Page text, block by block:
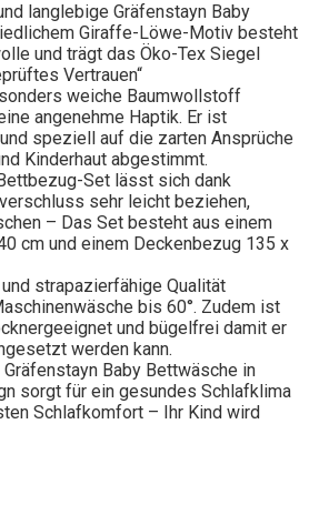
langlebige Gräfenstayn Baby
Giraffe-Löwe-Motiv besteht
und trägt das Öko-Tex Siegel
Vertrauen“
weiche Baumwollstoff
angenehme Haptik. Er ist
speziell auf die zarten Ansprüche
Kinderhaut abgestimmt.
Set lässt sich dank
sehr leicht beziehen,
– Das Set besteht aus einem
cm und einem Deckenbezug 135 x
strapazierfähige Qualität
bis 60°. Zudem ist
und bügelfrei damit er
werden kann.
Baby Bettwäsche in
sorgt für ein gesundes Schlafklima
Schlafkomfort – Ihr Kind wird